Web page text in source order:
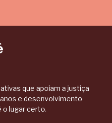
que apoiam a justiça
e desenvolvimento
o lugar certo.